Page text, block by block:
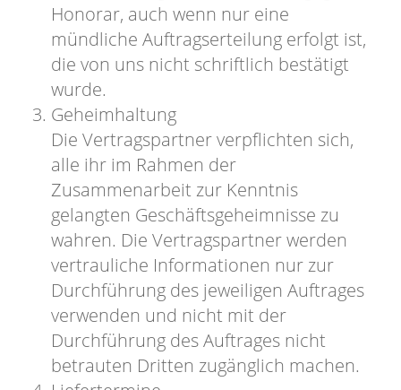
Honorar, auch wenn nur eine
mündliche Auftragserteilung erfolgt ist,
die von uns nicht schriftlich bestätigt
wurde.
Geheimhaltung
Die Vertragspartner verpflichten sich,
alle ihr im Rahmen der
Zusammenarbeit zur Kenntnis
gelangten Geschäftsgeheimnisse zu
wahren. Die Vertragspartner werden
vertrauliche Informationen nur zur
Durchführung des jeweiligen Auftrages
verwenden und nicht mit der
Durchführung des Auftrages nicht
betrauten Dritten zugänglich machen.